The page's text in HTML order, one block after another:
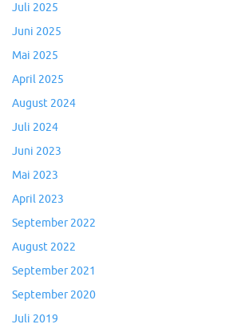
Juli 2025
Juni 2025
Mai 2025
April 2025
August 2024
Juli 2024
Juni 2023
Mai 2023
April 2023
September 2022
August 2022
September 2021
September 2020
Juli 2019